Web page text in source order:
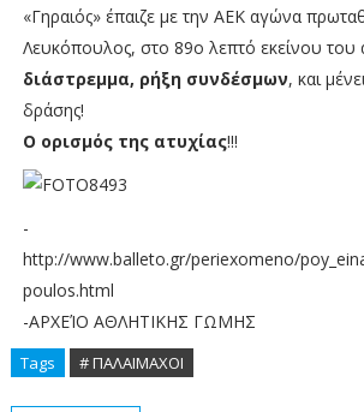
«Γηραιός» έπαιζε με την ΑΕΚ αγώνα
Λευκόπουλος, στο 89ο λεπτό εκείνου του
διάστρεμμα, ρήξη συνδέσμων, και
δράσης!
Ο ορισμός της ατυχίας!!!
-
http://www.balleto.gr/periexomeno/
poulos.html
-ΑΡΧΕΊΟ ΑΘΛΗΤΙΚΗΣ ΓΩΜΗΣ
Tags # ΠΑΛΑΙΜΑΧΟΙ